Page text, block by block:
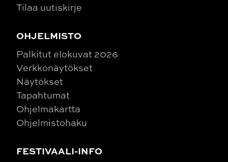
Tilaa uutiskirje
OHJELMISTO
Palkitut elokuvat 2026
Verkkonäytökset
Näytökset
Tapahtumat
Ohjelmakartta
Ohjelmistohaku
FESTIVAALI-INFO